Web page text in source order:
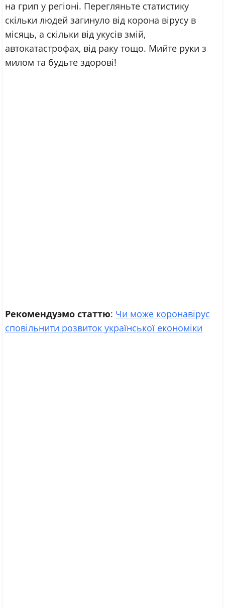
на грип у регіоні. Перегляньте статистику
скільки людей загинуло від корона вірусу в
місяць, а скільки від укусів змій,
автокатастрофах, від раку тощо. Мийте руки з
милом та будьте здорові!
Рекомендуэмо статтю: Чи може коронавірус
сповільнити розвиток української економіки